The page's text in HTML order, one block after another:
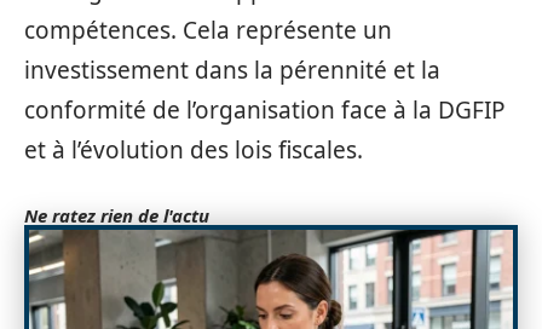
compétences. Cela représente un
investissement dans la pérennité et la
conformité de l’organisation face à la DGFIP
et à l’évolution des lois fiscales.
Ne ratez rien de l'actu